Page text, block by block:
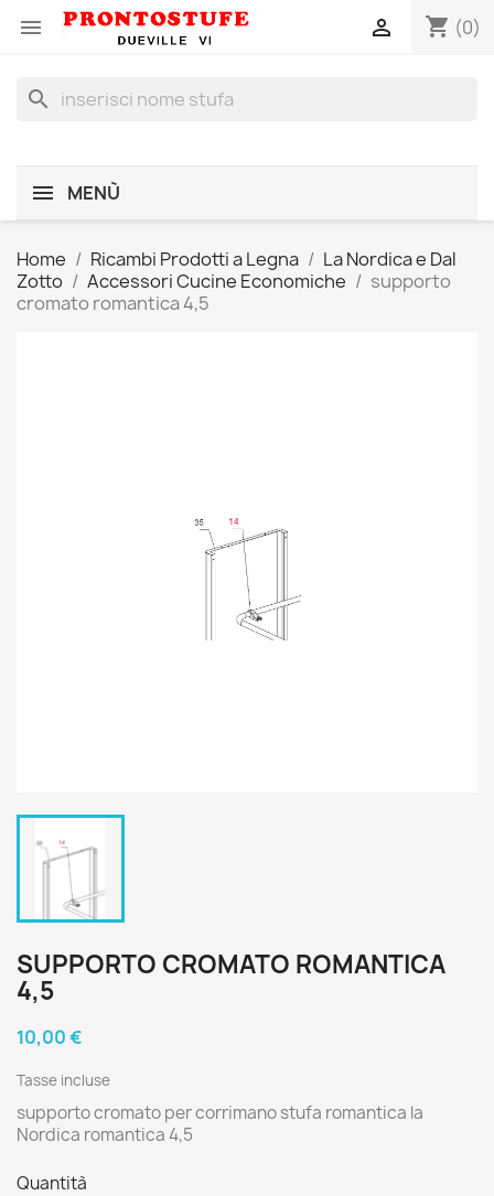
 shopping_cart (0)

search
MENÙ
Home Ricambi Prodotti a Legna
La Nordica e Dal
Zotto
Accessori Cucine Economiche
supporto
cromato romantica 4,5
SUPPORTO CROMATO ROMANTICA
4,5
10,00 €
Tasse incluse
supporto cromato per corrimano stufa romantica la
Nordica romantica 4,5
Quantità